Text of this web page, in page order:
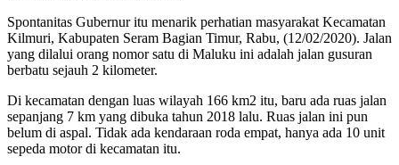
Spontanitas Gubernur itu menarik perhatian masyarakat Kecamatan
Kilmuri, Kabupaten Seram Bagian Timur, Rabu, (12/02/2020). Jalan
yang dilalui orang nomor satu di Maluku ini adalah jalan gusuran
berbatu sejauh 2 kilometer.
Di kecamatan dengan luas wilayah 166 km2 itu, baru ada ruas jalan
sepanjang 7 km yang dibuka tahun 2018 lalu. Ruas jalan ini pun
belum di aspal. Tidak ada kendaraan roda empat, hanya ada 10 unit
sepeda motor di kecamatan itu.